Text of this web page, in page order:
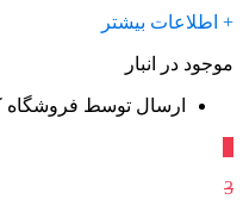
+ اطلاعات بیشتر
موجود در انبار
ارسال توسط فروشگاه
3